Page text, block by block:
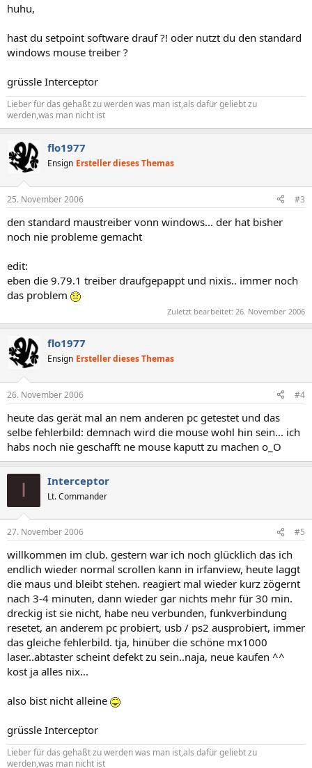
huhu,
hast du setpoint software drauf ?! oder nutzt du den standard
windows mouse treiber ?
grüssle Interceptor
Lieber für das gehaßt zu werden was man ist,als dafür geliebt zu
werden,was man nicht ist
flo1977
Ensign Ersteller dieses Themas
25. November 2006 #3
den standard maustreiber vonn windows... der hat bisher
noch nie probleme gemacht
edit:
eben die 9.79.1 treiber draufgepappt und nixis.. immer noch
das problem
Zuletzt bearbeitet: 26. November 2006
flo1977
Ensign Ersteller dieses Themas
26. November 2006 #4
heute das gerät mal an nem anderen pc getestet und das
selbe fehlerbild: demnach wird die mouse wohl hin sein... ich
habs noch nie geschafft ne mouse kaputt zu machen o_O
I Interceptor
Lt. Commander
27. November 2006 #5
willkommen im club. gestern war ich noch glücklich das ich
endlich wieder normal scrollen kann in irfanview, heute laggt
die maus und bleibt stehen. reagiert mal wieder kurz zögernt
nach 3-4 minuten, dann wieder gar nichts mehr für 30 min.
dreckig ist sie nicht, habe neu verbunden, funkverbindung
resetet, an anderem pc probiert, usb / ps2 ausprobiert, immer
das gleiche fehlerbild. tja, hinüber die schöne mx1000
laser..abtaster scheint defekt zu sein..naja, neue kaufen ^^
kost ja alles nix...
also bist nicht alleine
grüssle Interceptor
Lieber für das gehaßt zu werden was man ist,als dafür geliebt zu
werden,was man nicht ist